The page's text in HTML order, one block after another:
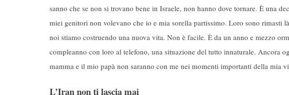
sanno che se non si trovano bene in Israele, non hanno dove tornare. È una
miei genitori non volevano che io e mia sorella partissimo. Loro sono rimasti
noi stiamo costruendo una nuova vita. Non è facile. È da un anno e mezzo
compleanno con loro al telefono, una situazione del tutto innaturale. Ancora
mamma e il mio papà non saranno con me nei momenti importanti della mia
L’Iran non ti lascia mai